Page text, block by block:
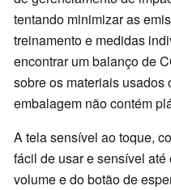
tentando minimizar as
treinamento e medidas
encontrar um balanço de
sobre os materiais usados
embalagem não contém
A tela sensível ao toque,
fácil de usar e sensível
volume e do botão de